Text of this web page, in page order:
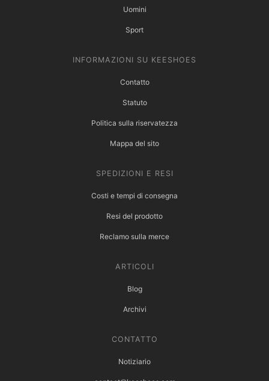
Uomini
Sport
INFORMAZIONI SU KEESHOES
Contatto
Statuto
Politica sulla riservatezza
Mappa del sito
SPEDIZIONI E RESI
Costi e tempi di consegna
Resi del prodotto
Reclamo sulla merce
ARTICOLI
Blog
Archivi
CONTATTO
Notiziario